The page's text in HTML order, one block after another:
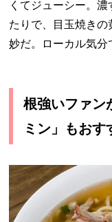
くてジューシー。
たりで、目玉焼きの
妙だ。ローカル気分
根強いファン
ミン」もおす